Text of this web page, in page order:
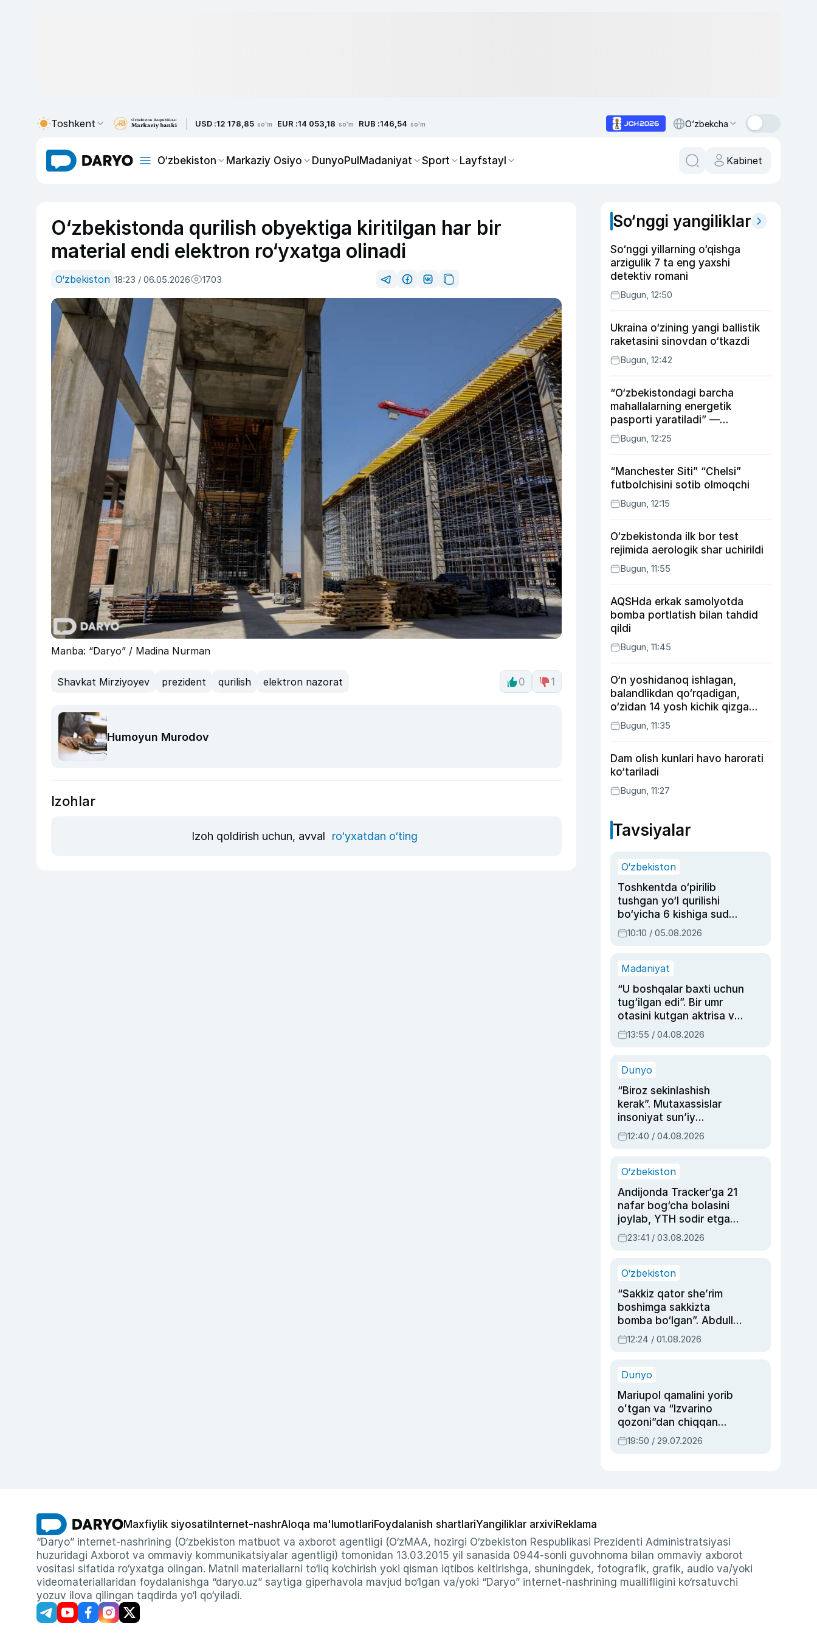
Toshkent USD :12 178,85 so'm EUR :14 053,18 so'm RUB :146,54 so'm O‘zbekcha
O‘zbekiston Markaziy Osiyo DunyoPulMadaniyat Sport Layfstayl Kabinet
O‘zbekistonda qurilish obyektiga kiritilgan har bir
material endi elektron ro‘yxatga olinadi
O‘zbekiston 18:23 / 06.05.2026 1703
Manba: “Daryo” / Madina Nurman
Shavkat Mirziyoyev prezident qurilish elektron nazorat 0 1
Humoyun Murodov
Izohlar
Izoh qoldirish uchun, avval ro‘yxatdan o‘ting
So‘nggi yangiliklar
So‘nggi yillarning o‘qishga
arzigulik 7 ta eng yaxshi
detektiv romani
Bugun, 12:50
Ukraina o‘zining yangi ballistik
raketasini sinovdan o‘tkazdi
Bugun, 12:42
“O‘zbekistondagi barcha
mahallalarning energetik
pasporti yaratiladi” —
energetika vaziri
Bugun, 12:25
“Manchester Siti” “Chelsi”
futbolchisini sotib olmoqchi
Bugun, 12:15
O‘zbekistonda ilk bor test
rejimida aerologik shar uchirildi
Bugun, 11:55
AQSHda erkak samolyotda
bomba portlatish bilan tahdid
qildi
Bugun, 11:45
O‘n yoshidanoq ishlagan,
balandlikdan qo‘rqadigan,
o‘zidan 14 yosh kichik qizga
uylangan Yorqinxo‘ja Umarov
34 yoshda
Bugun, 11:35
Dam olish kunlari havo harorati
ko‘tariladi
Bugun, 11:27
Tavsiyalar
O‘zbekiston
Toshkentda o‘pirilib
tushgan yo‘l qurilishi
bo‘yicha 6 kishiga sud
hukmi o‘qildi
10:10 / 05.08.2026
Madaniyat
“U boshqalar baxti uchun
tug‘ilgan edi”. Bir umr
otasini kutgan aktrisa va
dublyaj ustasi Rimma
Ahmedovaning
13:55 / 04.08.2026
Dunyo
“Biroz sekinlashish
kerak”. Mutaxassislar
insoniyat sun’iy
intellektni boshqara
olmay qolishidan xavotir
12:40 / 04.08.2026
O‘zbekiston
Andijonda Tracker’ga 21
nafar bog‘cha bolasini
joylab, YTH sodir etgan
ayolga sud hukmi o‘qildi
23:41 / 03.08.2026
O‘zbekiston
“Sakkiz qator she’rim
boshimga sakkizta
bomba bo‘lgan”. Abdulla
Oripovni siyosiy
ayblovlardan asrab
12:24 / 01.08.2026
Dunyo
Mariupol qamalini yorib
oʻtgan va “Izvarino
qozoni”dan chiqqan
qahramon — Ukraina
armiyasi bosh
19:50 / 29.07.2026
Maxfiylik siyosati Internet-nashrAloqa ma'lumotlariFoydalanish shartlariYangiliklar arxiviReklama
“Daryo” internet-nashrining (O‘zbekiston matbuot va axborot agentligi (O‘zMAA, hozirgi O‘zbekiston Respublikasi Prezidenti Administratsiyasi
huzuridagi Axborot va ommaviy kommunikatsiyalar agentligi) tomonidan 13.03.2015 yil sanasida 0944-sonli guvohnoma bilan ommaviy axborot
vositasi sifatida ro‘yxatga olingan. Matnli materiallarni to‘liq ko‘chirish yoki qisman iqtibos keltirishga, shuningdek, fotografik, grafik, audio va/yoki
videomateriallaridan foydalanishga “daryo.uz” saytiga giperhavola mavjud bo‘lgan va/yoki “Daryo” internet-nashrining muallifligini ko‘rsatuvchi
yozuv ilova qilingan taqdirda yo‘l qo‘yiladi.